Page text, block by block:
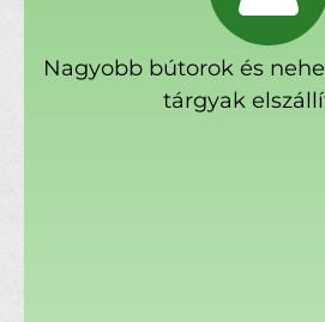
Nagyobb bútorok és
tárgyak